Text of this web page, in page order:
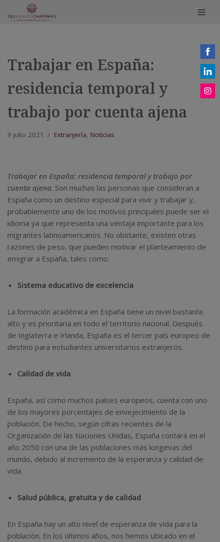
Trabajar en España:
residencia temporal y
trabajo por cuenta ajena
9 julio 2021 Extranjería, Noticias
Trabajar en España: residencia temporal y trabajo por
cuenta ajena. Son muchas las personas que consideran a
España como un destino especial para vivir y trabajar y,
probablemente uno de los motivos principales puede ser el
idioma ya que representa una ventaja importante para los
migrantes latinoamericanos. No obstante, existen otras
razones de peso, que pueden motivar el planteamiento de
emigrar a España, tales como:
Sistema educativo de excelencia
La formación académica en España tiene un nivel bastante
alto y es prioritaria en todo el territorio nacional. Después
de Inglaterra e Irlanda, España es el tercer país europeo de
destino para estudiantes universitarios extranjeros.
Calidad de vida
España, así como muchos países europeos, cuenta con uno
de los mayores porcentajes de envejecimiento de la
población. De hecho, según cifras recientes de la
Organización de las Naciones Unidas, España contará en el
año 2050 con una de las poblaciones más longevas del
mundo, debido al incremento de la esperanza y calidad de
vida.
Salud pública, gratuita y de calidad
En España hay un alto nivel de esperanza de vida para la
población. En los últimos años, nos hemos ubicado en el
Share
on
Share
on